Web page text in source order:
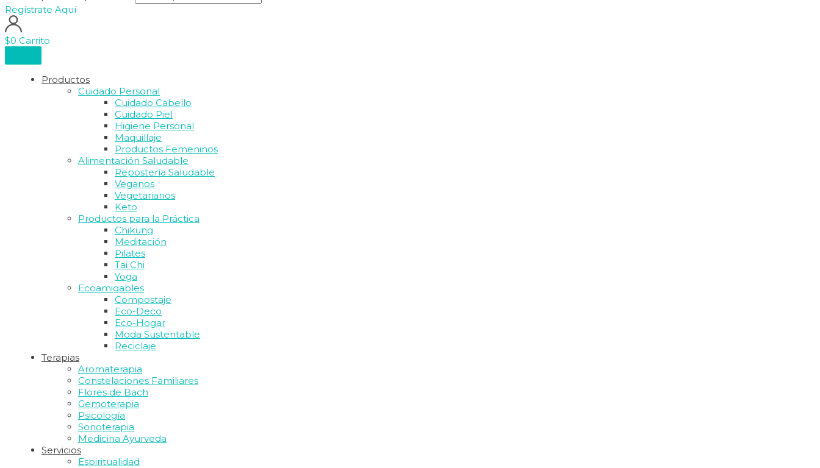
Regístrate Aquí
$0 Carrito
Productos
Cuidado Personal
Cuidado Cabello
Cuidado Piel
Higiene Personal
Maquillaje
Productos Femeninos
Alimentación Saludable
Repostería Saludable
Veganos
Vegetarianos
Keto
Productos para la Práctica
Chikung
Meditación
Pilates
Tai Chi
Yoga
Ecoamigables
Compostaje
Eco-Deco
Eco-Hogar
Moda Sustentable
Reciclaje
Terapias
Aromaterapia
Constelaciones Familiares
Flores de Bach
Gemoterapia
Psicología
Sonoterapia
Medicina Ayurveda
Servicios
Espiritualidad